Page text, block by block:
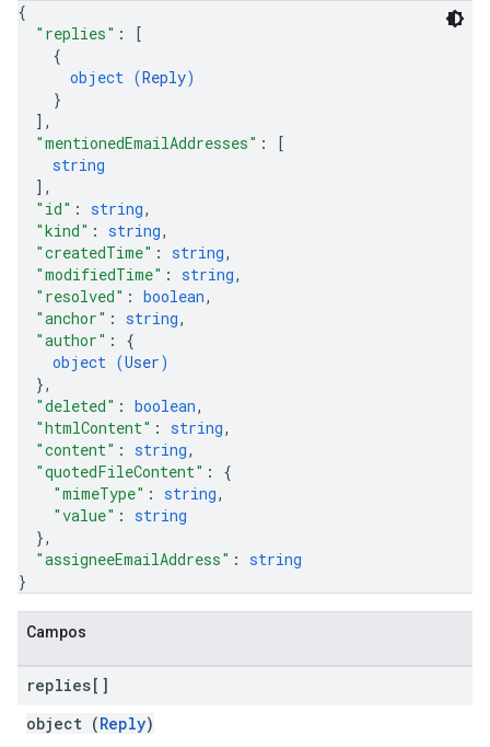
{
"replies" :
[
{
object (Reply)
}
] ,
"mentionedEmailAddresses" :
[
string
] ,
"id" : string,
"kind" : string,
"createdTime" : string,
"modifiedTime" : string,
"resolved" : boolean,
"anchor" : string,
"author" : {
object (User)
},
"deleted" : boolean,
"htmlContent" : string,
"content" : string,
"quotedFileContent" : {
"mimeType" : string,
"value" : string
},
"assigneeEmailAddress" : string
}
Campos
replies[]
object (Reply)